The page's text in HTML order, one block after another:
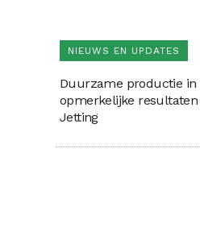
NIEUWS EN UPDATES
Duurzame productie in
opmerkelijke resultaten
Jetting